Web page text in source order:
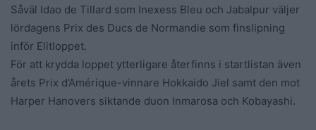
Såväl Idao de Tillard som Inexess Bleu och Jabalpur väljer
lördagens Prix des Ducs de Normandie som finslipning
inför Elitloppet.
För att krydda loppet ytterligare återfinns i startlistan även
årets Prix d’Amérique-vinnare Hokkaido Jiel samt den mot
Harper Hanovers siktande duon Inmarosa och Kobayashi.